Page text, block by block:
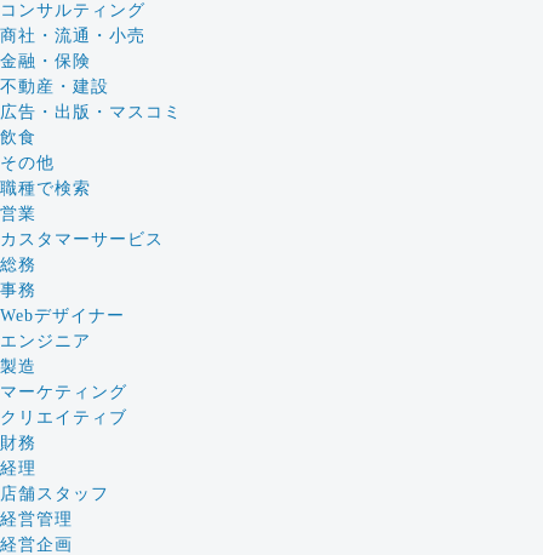
コンサルティング
商社・流通・小売
金融・保険
不動産・建設
広告・出版・マスコミ
飲食
その他
職種で検索
営業
カスタマーサービス
総務
事務
Webデザイナー
エンジニア
製造
マーケティング
クリエイティブ
財務
経理
店舗スタッフ
経営管理
経営企画